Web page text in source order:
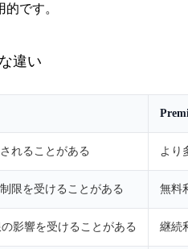
です。
違い
れることがある より
限を受けることがある 無料
影響を受けることがある 継続